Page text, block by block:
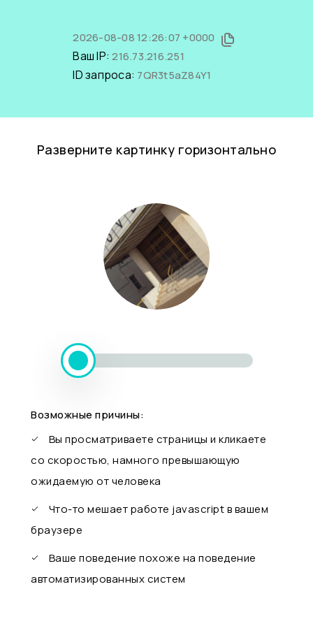
2026-08-08 12:26:07 +0000
Ваш IP:216.73.216.251
ID запроса: 7QR3t5aZ84Y1
Разверните картинку горизонтально
Возможные причины:
Вы просматриваете страницы и кликаете
со скоростью, намного превышающую
ожидаемую от человека
Что-то мешает работе javascript в вашем
браузере
Ваше поведение похоже на поведение
автоматизированных систем